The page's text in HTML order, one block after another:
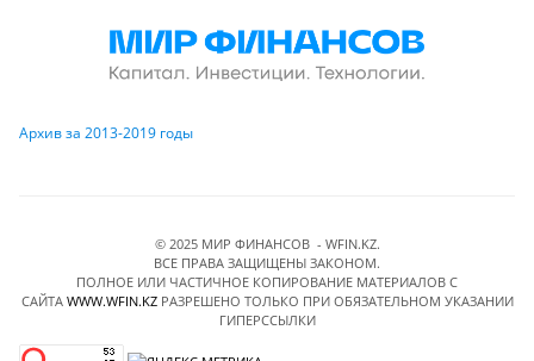
Архив за 2013-2019 годы
© 2025 МИР ФИНАНСОВ - WFIN.KZ.
ВСЕ ПРАВА ЗАЩИЩЕНЫ ЗАКОНОМ.
ПОЛНОЕ ИЛИ ЧАСТИЧНОЕ КОПИРОВАНИЕ МАТЕРИАЛОВ C
САЙТА WWW.WFIN.KZРАЗРЕШЕНО ТОЛЬКО ПРИ ОБЯЗАТЕЛЬНОМ УКАЗАНИИ
ГИПЕРССЫЛКИ